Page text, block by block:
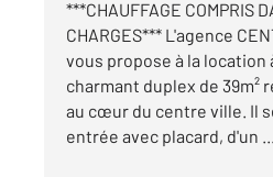
***CHAUFFAGE COMPRIS
CHARGES*** L'agence
vous propose à la location
charmant duplex de 39m²
au cœur du centre ville. Il
entrée avec placard, d'un ...